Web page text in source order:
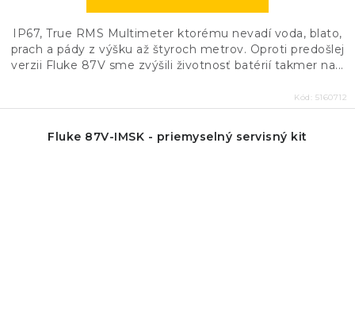
IP67, True RMS Multimeter ktorému nevadí voda, blato,
prach a pády z výšku až štyroch metrov. Oproti predošlej
verzii Fluke 87V sme zvýšili životnosť batérií takmer na...
Kód: 5160712
Fluke 87V-IMSK - priemyselný servisný kit